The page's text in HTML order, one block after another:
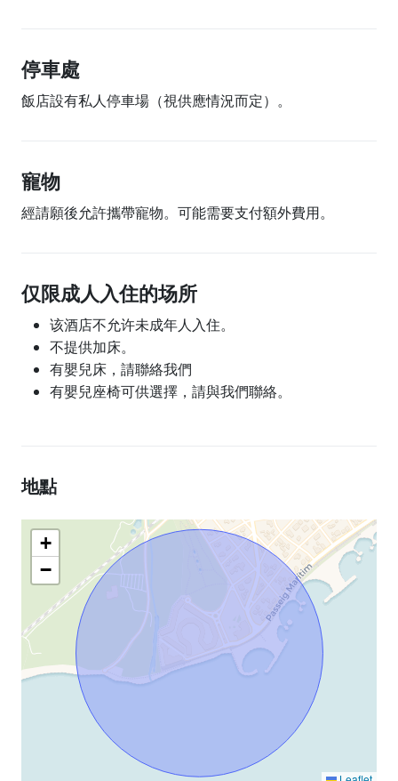
停車處
飯店設有私人停車場（視供應情況而定）。
寵物
經請願後允許攜帶寵物。可能需要支付額外費用。
仅限成人入住的场所
该酒店不允许未成年人入住。
不提供加床。
有嬰兒床，請聯絡我們
有嬰兒座椅可供選擇，請與我們聯絡。
地點
+
−